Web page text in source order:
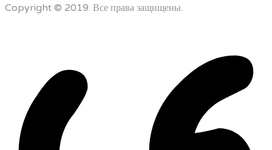
Copyright © 2019. Все права защищены.